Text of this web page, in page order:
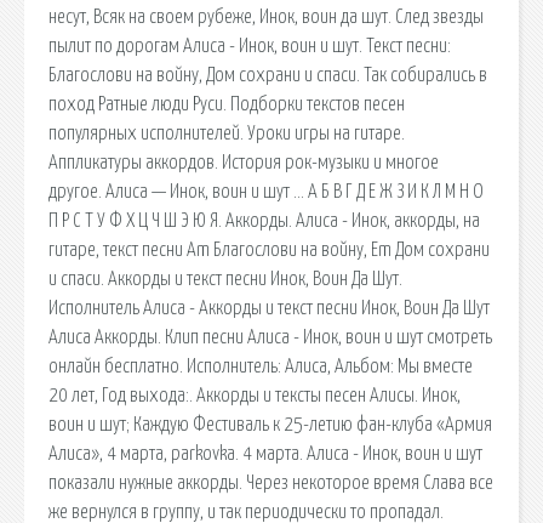
несут, Всяк на своем рубеже, Инок, воин да шут. След звезды
пылит по дорогам Алиса - Инок, воин и шут. Текст песни:
Благослови на войну, Дом сохрани и спаси. Так собирались в
поход Ратные люди Руси. Подборки текстов песен
популярных исполнителей. Уроки игры на гитаре.
Аппликатуры аккордов. История рок-музыки и многое
другое. Алиса — Инок, воин и шут … А Б В Г Д Е Ж З И К Л М Н О
П Р С Т У Ф Х Ц Ч Ш Э Ю Я. Аккорды. Алиса - Инок, аккорды, на
гитаре, текст песни Am Благослови на войну, Em Дом сохрани
и спаси. Аккорды и текст песни Инок, Воин Да Шут.
Исполнитель Алиса - Аккорды и текст песни Инок, Воин Да Шут
Алиса Аккорды. Клип песни Алиса - Инок, воин и шут смотреть
онлайн бесплатно. Исполнитель: Алиса, Альбом: Мы вместе
20 лет, Год выхода:. Аккорды и тексты песен Алисы. Инок,
воин и шут; Каждую Фестиваль к 25-летию фан-клуба «Армия
Алиса», 4 марта, parkovka. 4 марта. Алиса - Инок, воин и шут
показали нужные аккорды. Через некоторое время Слава все
же вернулся в группу, и так периодически то пропадал.